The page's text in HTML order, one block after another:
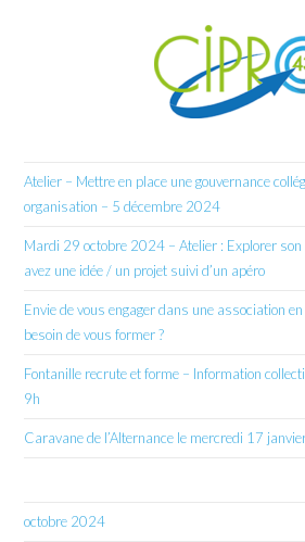
Atelier – Mettre en place une gouvernance
organisation – 5 décembre 2024
Mardi 29 octobre 2024 – Atelier : Explorer son
avez une idée / un projet suivi d’un apéro
Envie de vous engager dans une association
besoin de vous former ?
Fontanille recrute et forme – Information
9h
Caravane de l’Alternance le mercredi 17
octobre 2024